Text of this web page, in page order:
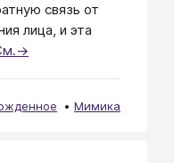
связь от
лица, и эта
Мимика